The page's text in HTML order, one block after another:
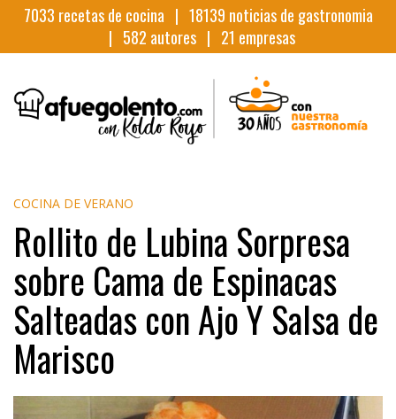
7033 recetas de cocina | 18139 noticias de gastronomia
| 582 autores | 21 empresas
COCINA DE VERANO
Rollito de Lubina Sorpresa
sobre Cama de Espinacas
Salteadas con Ajo Y Salsa de
Marisco